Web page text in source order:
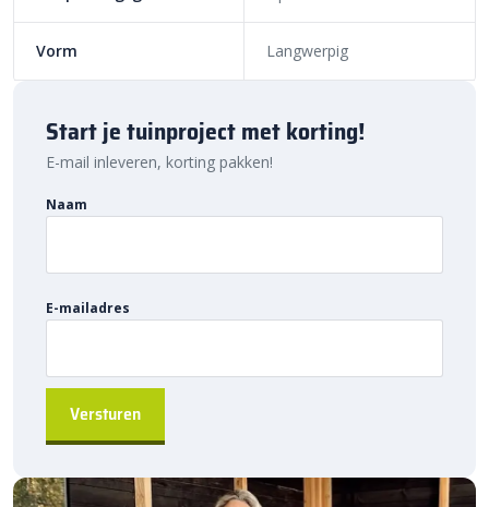
kwaliteit, voordelige prijs en snelle levering van
Sierbestratingsmarkt.com.
Vorm Langwerpig
Start je tuinproject met korting!
E-mail inleveren, korting pakken!
Naam
E-mailadres